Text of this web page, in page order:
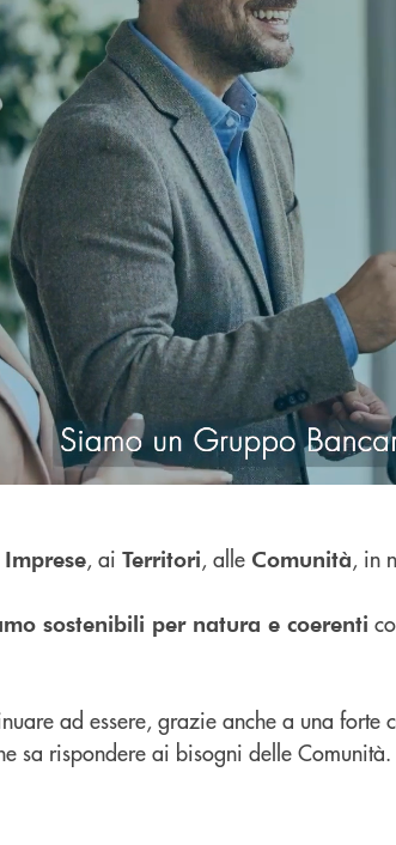
Imprese, ai Territori, alle Comunità, in
sostenibili per natura e coerenti
ad essere, grazie anche a una
sa rispondere ai bisogni delle Comunità.